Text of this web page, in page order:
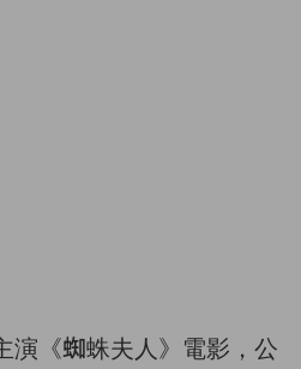
演《蜘蛛夫人》電影，公